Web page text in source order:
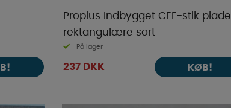
Proplus Indbygget CEE-stik plade
rektangulære sort
På lager
237 DKK KØB!